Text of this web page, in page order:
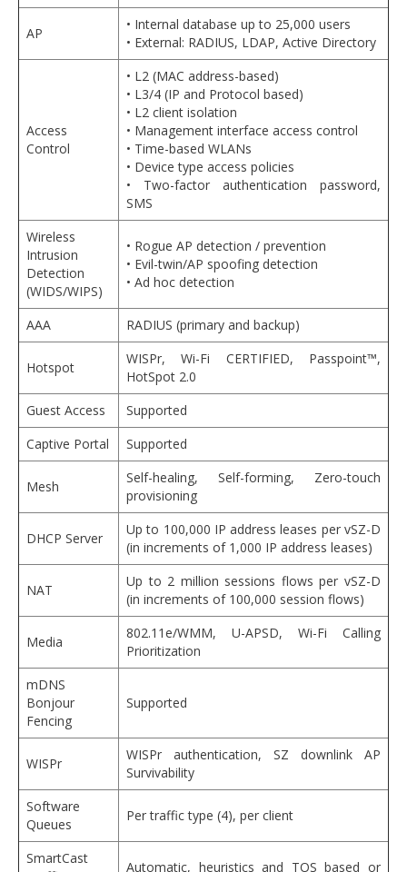
AP
• Internal database up to 25,000 users
• External: RADIUS, LDAP, Active Directory
Access
Control
• L2 (MAC address-based)
• L3/4 (IP and Protocol based)
• L2 client isolation
• Management interface access control
• Time-based WLANs
• Device type access policies
• Two-factor authentication password,
SMS
Wireless
Intrusion
Detection
(WIDS/WIPS)
• Rogue AP detection / prevention
• Evil-twin/AP spoofing detection
• Ad hoc detection
AAA RADIUS (primary and backup)
Hotspot
WISPr, Wi-Fi CERTIFIED, Passpoint™,
HotSpot 2.0
Guest Access
Supported
Captive Portal
Supported
Mesh
Self-healing, Self-forming, Zero-touch
provisioning
DHCP Server
Up to 100,000 IP address leases per vSZ-D
(in increments of 1,000 IP address leases)
NAT
Up to 2 million sessions flows per vSZ-D
(in increments of 100,000 session flows)
Media
802.11e/WMM, U-APSD, Wi-Fi Calling
Prioritization
mDNS
Bonjour
Fencing
Supported
WISPr
WISPr authentication, SZ downlink AP
Survivability
Software
Queues
Per traffic type (4), per client
SmartCast
Automatic, heuristics and TOS based or